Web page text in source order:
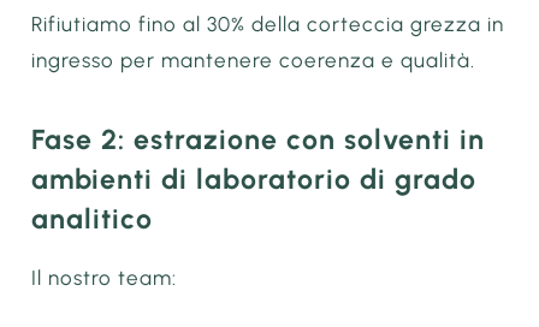
Rifiutiamo fino al 30% della corteccia grezza in
ingresso per mantenere coerenza e qualità.
Fase 2: estrazione con solventi in
ambienti di laboratorio di grado
analitico
Il nostro team: